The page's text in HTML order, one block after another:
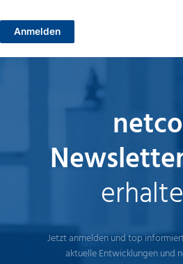
Jetzt anmelden und top
aktuelle Entwicklungen und